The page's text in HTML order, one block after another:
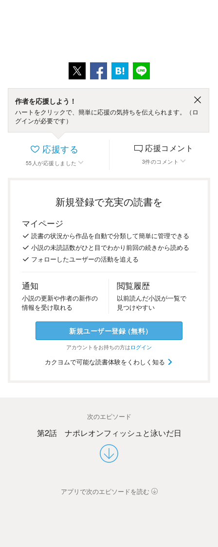
作者を応援しよう！
ハートをクリックで、簡単に応援の気持ちを伝えられます。（ロ
グインが必要です）
応援する
55 人 が応援しました
応援コメント
3件のコメント
新規登録で充実の読書を
マイページ
読書の状況から作品を自動で分類して簡単に管理できる
小説の未読話数がひと目でわかり前回の続きから読める
フォローしたユーザーの活動を追える
通知
小説の更新や作者の新作の
情報を受け取れる
閲覧履歴
以前読んだ小説が一覧で
見つけやすい
新規ユーザー登録（無料）
アカウントをお持ちの方はログイン
カクヨムで可能な読書体験をくわしく知る
次のエピソード
第2話 ナポレオンフィッシュと泳いだ日
アプリで次のエピソードを読む